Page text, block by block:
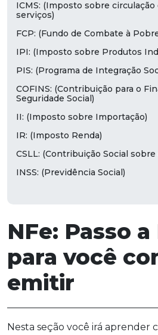
NFe: Passo a
para você
emitir
Nesta seção você irá aprender
ICMS: (Imposto sobre
serviços)
FCP: (Fundo de Combate à
IPI: (Imposto sobre Produtos
PIS: (Programa de Integração
COFINS: (Contribuição para o
Seguridade Social)
II: (Imposto sobre Importação)
IR: (Imposto Renda)
CSLL: (Contribuição Social
INSS: (Previdência Social)